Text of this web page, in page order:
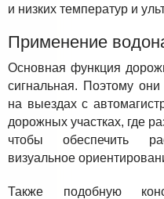
и низких температур и
Применение
Основная функция
сигнальная. Поэтому
на выездах с
дорожных участках, где
чтобы обеспечить
визуальное
Также подобную